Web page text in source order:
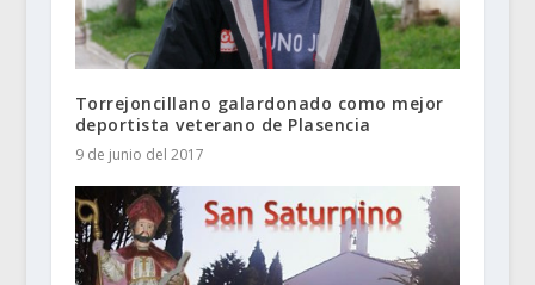
Torrejoncillano galardonado como mejor
deportista veterano de Plasencia
9 de junio del 2017